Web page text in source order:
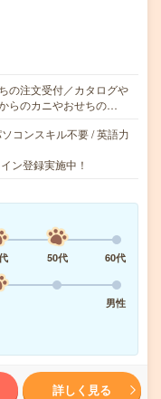
の注文受付／カタログや
らのカニやおせちの…
コンスキル不要 / 英語力
ン登録実施中！
50代
60代
男性
詳しく見る